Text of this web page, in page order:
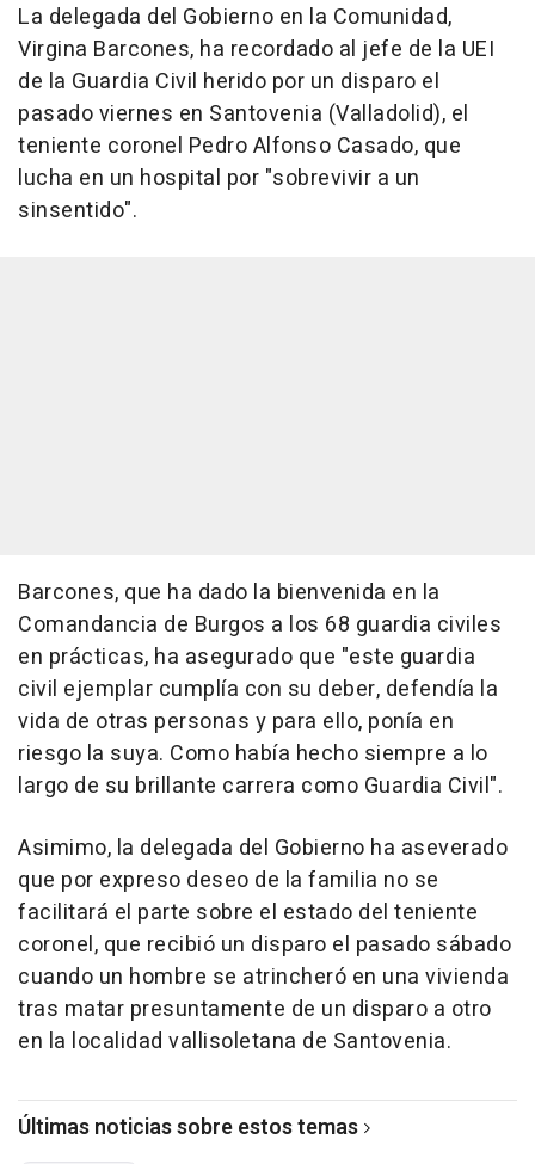
La delegada del Gobierno en la Comunidad,
Virgina Barcones, ha recordado al jefe de la UEI
de la Guardia Civil herido por un disparo el
pasado viernes en Santovenia (Valladolid), el
teniente coronel Pedro Alfonso Casado, que
lucha en un hospital por "sobrevivir a un
sinsentido".
Barcones, que ha dado la bienvenida en la
Comandancia de Burgos a los 68 guardia civiles
en prácticas, ha asegurado que "este guardia
civil ejemplar cumplía con su deber, defendía la
vida de otras personas y para ello, ponía en
riesgo la suya. Como había hecho siempre a lo
largo de su brillante carrera como Guardia Civil".
Asimimo, la delegada del Gobierno ha aseverado
que por expreso deseo de la familia no se
facilitará el parte sobre el estado del teniente
coronel, que recibió un disparo el pasado sábado
cuando un hombre se atrincheró en una vivienda
tras matar presuntamente de un disparo a otro
en la localidad vallisoletana de Santovenia.
Últimas noticias sobre estos temas